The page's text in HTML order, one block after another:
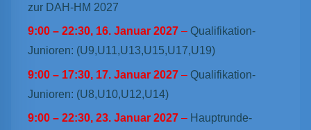
zur DAH-HM 2027
9:00 – 22:30, 16. Januar 2027 – Qualifikation-
Junioren: (U9,U11,U13,U15,U17,U19)
9:00 – 17:30, 17. Januar 2027 – Qualifikation-
Junioren: (U8,U10,U12,U14)
9:00 – 22:30, 23. Januar 2027 – Hauptrunde-